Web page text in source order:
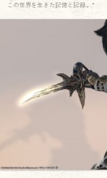
この世界を生きた記憶と記録.｡.:*